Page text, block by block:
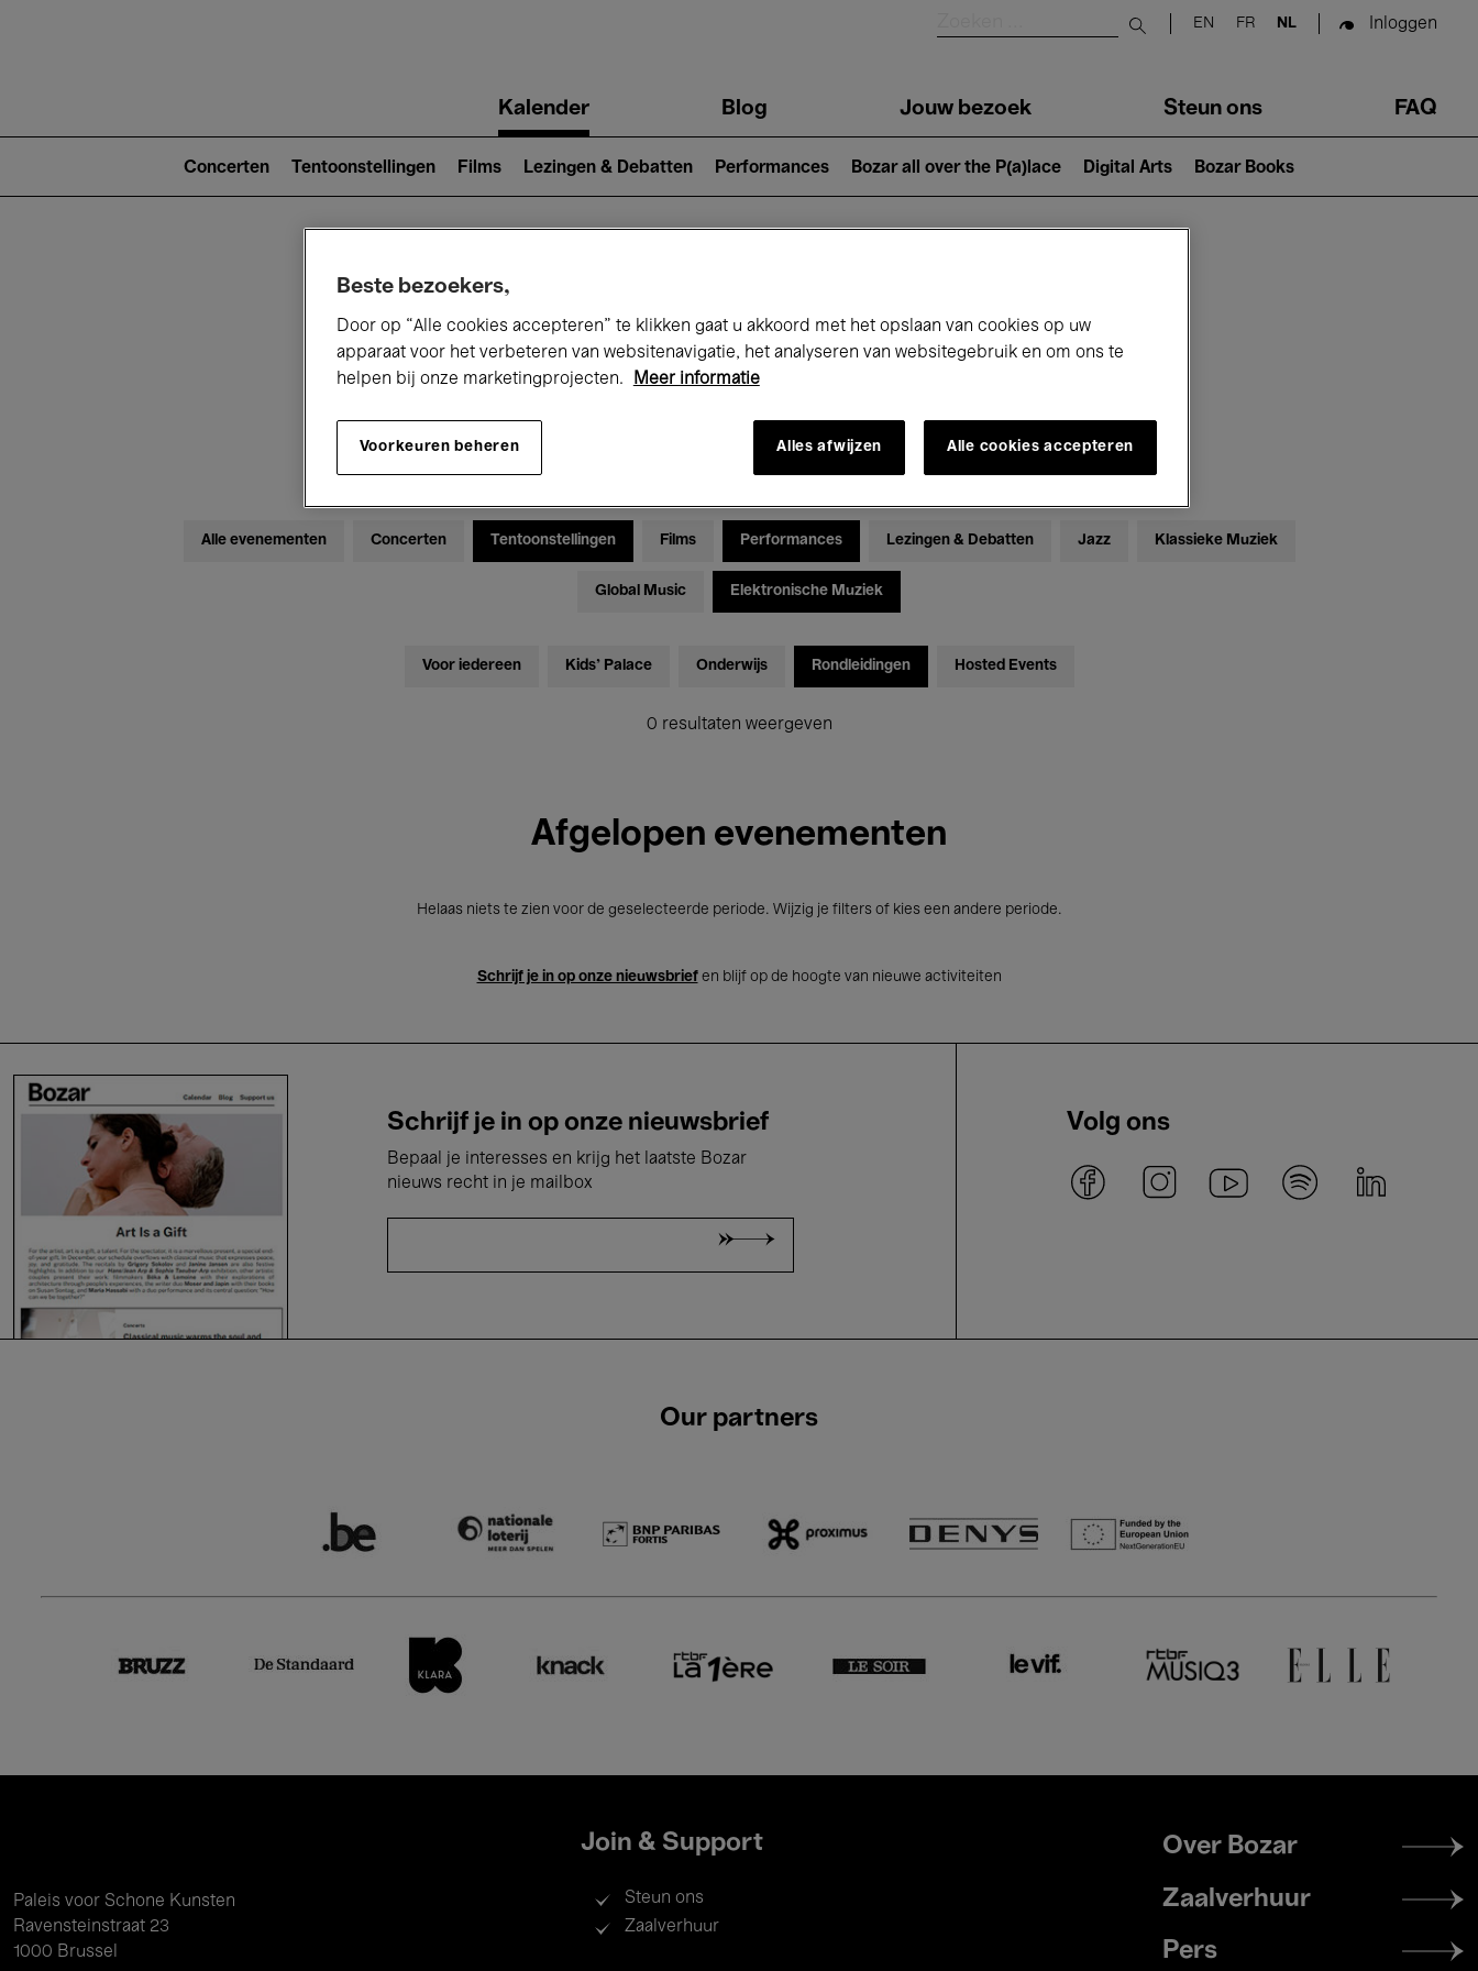
Submit search
EN FR NL Inloggen
navigationKalender Blog Jouw bezoek Steun ons FAQ
2)
Concerten Tentoonstellingen Films Lezingen & Debatten Performances Bozar all over the P(a)lace Digital Arts Bozar Books
Nu bij Bozar
Zondag 17 Mei 2026
Alle evenementen Concerten Tentoonstellingen Films Performances Lezingen & Debatten Jazz Klassieke Muziek
Global Music Elektronische Muziek
Voor iedereen Kids’ Palace Onderwijs Rondleidingen Hosted Events
0 resultaten weergeven
Afgelopen evenementen
Helaas niets te zien voor de geselecteerde periode. Wijzig je filters of kies een andere periode.
Schrijf je in op onze nieuwsbriefen blijf op de hoogte van nieuwe activiteiten
Schrijf je in op onze nieuwsbrief
Bepaal je interesses en krijg het laatste Bozar
nieuws recht in je mailbox
Volg ons
Our partners
Paleis voor Schone Kunsten
Ravensteinstraat 23
1000 Brussel
Join & Support
Steun ons
Zaalverhuur
Footer
menu
Over Bozar
Zaalverhuur
Pers
Beste bezoekers,
Door op “Alle cookies accepteren” te klikken gaat u akkoord met het opslaan van cookies op uw
apparaat voor het verbeteren van websitenavigatie, het analyseren van websitegebruik en om ons te
helpen bij onze marketingprojecten.
Meer informatie
Voorkeuren beheren Alles afwijzen Alle cookies accepteren